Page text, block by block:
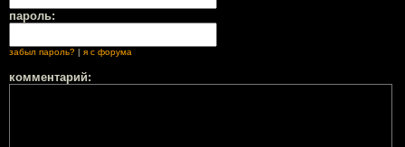
пароль:
забыл пароль? я с форума
комментарий: